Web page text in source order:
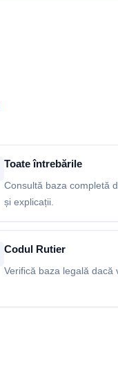
Toate întrebările
Consultă baza completă
și explicații.
Codul Rutier
Verifică baza legală dacă